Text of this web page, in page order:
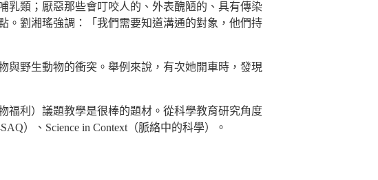
乳類；厭惡那些會叮咬人的、外表醜陋的、具有傳染
。劉湘瑤強調：「我們需要知道溝通的對象，他們持
與野生動物的衝突。舉例來說，有次她開車時，發現
福利）議題教學是很棒的題材。從科學教育研究角度
）、Science in Context（脈絡中的科學）。